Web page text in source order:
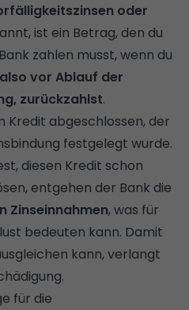
oder
ist ein Betrag, den du
zahlen musst, wenn du
vor Ablauf der
zurückzahlst.
Kredit abgeschlossen, der
festgelegt wurde.
diesen Kredit schon
entgehen der Bank die
Zinseinnahmen, was für
bedeuten kann. Damit
kann, verlangt
für die